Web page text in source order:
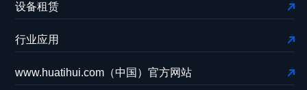
设备租赁
行业应用
www.huatihui.com（中国）官方网站